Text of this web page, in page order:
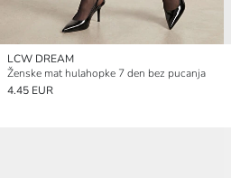
LCW DREAM
Ženske mat hulahopke 7 den bez pucanja
4.45 EUR